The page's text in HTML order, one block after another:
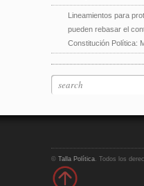
Lineamientos para
pueden rebasar el
Constitución Política:
© Talla Política . Todos los